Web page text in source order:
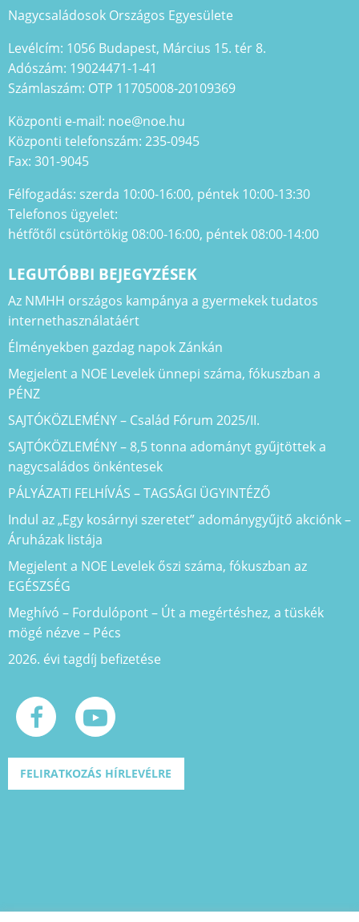
Nagycsaládosok Országos Egyesülete
Levélcím: 1056 Budapest, Március 15. tér 8.
Adószám: 19024471-1-41
Számlaszám: OTP 11705008-20109369
Központi e-mail: noe@noe.hu
Központi telefonszám: 235-0945
Fax: 301-9045
Félfogadás: szerda 10:00-16:00, péntek 10:00-13:30
Telefonos ügyelet:
hétfőtől csütörtökig 08:00-16:00, péntek 08:00-14:00
LEGUTÓBBI BEJEGYZÉSEK
Az NMHH országos kampánya a gyermekek tudatos
internethasználatáért
Élményekben gazdag napok Zánkán
Megjelent a NOE Levelek ünnepi száma, fókuszban a
PÉNZ
SAJTÓKÖZLEMÉNY – Család Fórum 2025/II.
SAJTÓKÖZLEMÉNY – 8,5 tonna adományt gyűjtöttek a
nagycsaládos önkéntesek
PÁLYÁZATI FELHÍVÁS – TAGSÁGI ÜGYINTÉZŐ
Indul az „Egy kosárnyi szeretet” adománygyűjtő akciónk –
Áruházak listája
Megjelent a NOE Levelek őszi száma, fókuszban az
EGÉSZSÉG
Meghívó – Fordulópont – Út a megértéshez, a tüskék
mögé nézve – Pécs
2026. évi tagdíj befizetése
FELIRATKOZÁS HÍRLEVÉLRE